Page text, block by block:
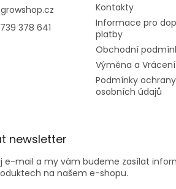
growshop.cz
378 641
Kontakty
Informace pro
platby
Obchodní
Výměna a Vrácení
Podmínky ochrany
osobních údajů
newsletter
e-mail a my vám budeme zasílat
na našem e-shopu.